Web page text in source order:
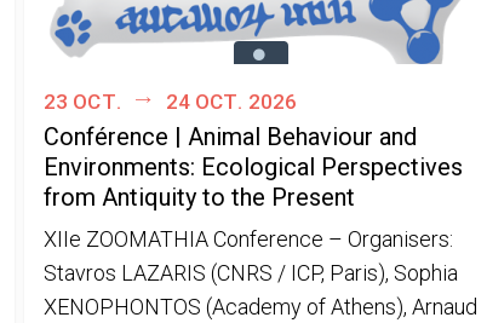
23 oct. 24 oct. 2026
Conférence | Animal Behaviour and
Environments: Ecological Perspectives
from Antiquity to the Present
XIIe ZOOMATHIA Conference – Organisers:
Stavros LAZARIS (CNRS / ICP, Paris), Sophia
XENOPHONTOS (Academy of Athens), Arnaud